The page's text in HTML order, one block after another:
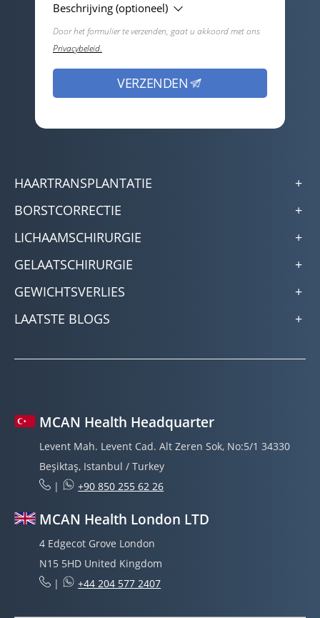
Beschrijving (optioneel)
Door het formulier te verzenden, gaat u akkoord met ons
Privacybeleid.
HAARTRANSPLANTATIE
BORSTCORRECTIE
LICHAAMSCHIRURGIE
GELAATSCHIRURGIE
GEWICHTSVERLIES
LAATSTE BLOGS
MCAN Health Headquarter
Levent Mah. Levent Cad. Alt Zeren Sok, No:5/1 34330
Beşiktaş, Istanbul / Turkey
|
+90 850 255 62 26
MCAN Health London LTD
4 Edgecot Grove London
N15 5HD United Kingdom
|
+44 204 577 2407